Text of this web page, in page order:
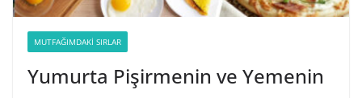
MUTFAĞIMDAKI SIRLAR
Yumurta Pişirmenin ve Yemenin